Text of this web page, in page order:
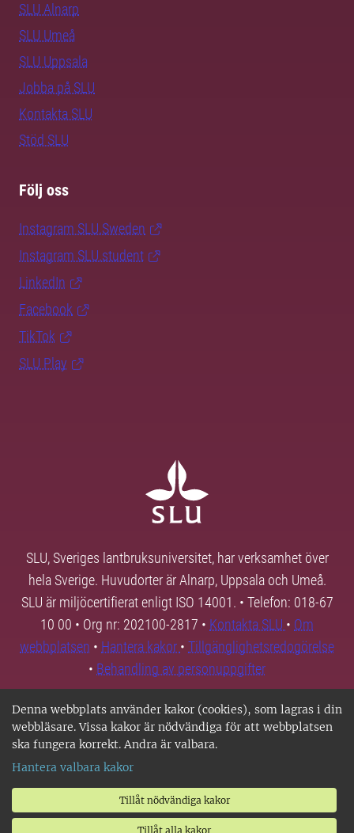
Denna webbplats använder kakor (cookies), som lagras i din
webbläsare. Vissa kakor är nödvändiga för att webbplatsen
ska fungera korrekt. Andra är valbara.
Hantera valbara kakor
Tillåt nödvändiga kakor
Tillåt alla kakor
SLU Alnarp
SLU Umeå
SLU Uppsala
Jobba på SLU
Kontakta SLU
Stöd SLU
Följ oss
Instagram SLU.Sweden
Instagram SLU.student
LinkedIn
Facebook
TikTok
SLU Play
SLU, Sveriges lantbruksuniversitet, har verksamhet över
hela Sverige. Huvudorter är Alnarp, Uppsala och Umeå.
SLU är miljöcertifierat enligt ISO 14001. • Telefon: 018-67
10 00 • Org nr: 202100-2817 • Kontakta SLU • Om
webbplatsen • Hantera kakor • Tillgänglighetsredogörelse
• Behandling av personuppgifter